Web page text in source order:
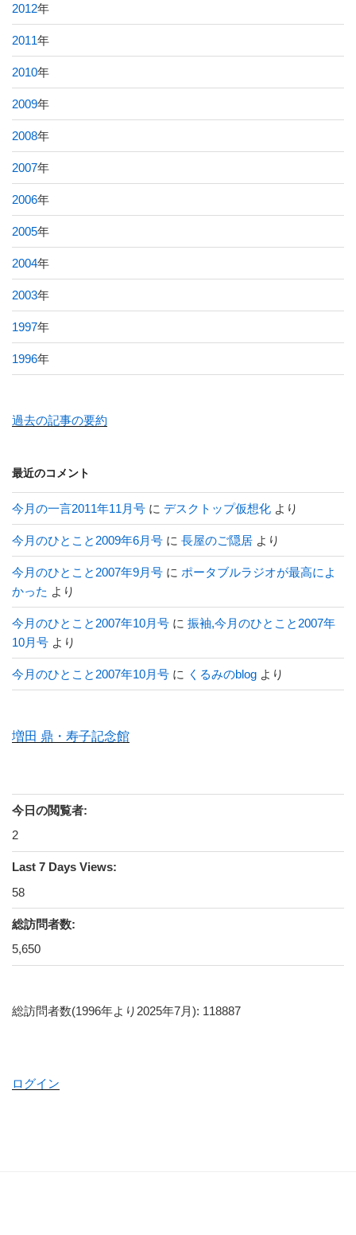
2012年
2011年
2010年
2009年
2008年
2007年
2006年
2005年
2004年
2003年
1997年
1996年
過去の記事の要約
最近のコメント
今月の一言2011年11月号 に デスクトップ仮想化 より
今月のひとこと2009年6月号 に 長屋のご隠居 より
今月のひとこと2007年9月号 に ポータブルラジオが最高によ
かった より
今月のひとこと2007年10月号 に 振袖,今月のひとこと2007年
10月号 より
今月のひとこと2007年10月号 に くるみのblog より
増田 鼎・寿子記念館
今日の閲覧者:
2
Last 7 Days Views:
58
総訪問者数:
5,650
総訪問者数(1996年より2025年7月): 118887
ログイン